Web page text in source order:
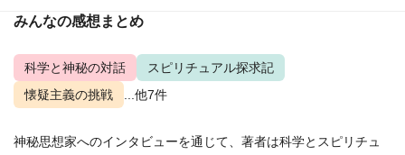
みんなの感想まとめ
科学と神秘の対話
スピリチュアル探求記
懐疑主義の挑戦
...他7件
神秘思想家へのインタビューを通じて、著者は科学とスピリチュ